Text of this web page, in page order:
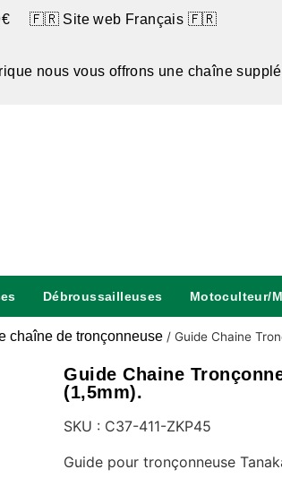
🇫🇷 Site web Français 🇫🇷
nous vous offrons une chaîne
Débroussailleuses Motoculteur/
chaîne de tronçonneuse / Guide Chaine
Guide Chaine
(1,5mm).
SKU : C37-411-ZKP45
Guide pour tronçonneuse